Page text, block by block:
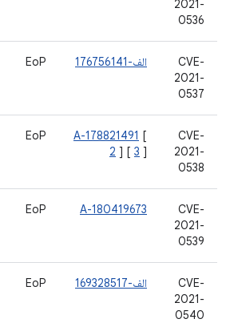
2021-
0536
CVE-
2021-
0537
الف-176756141 EoP
CVE-
2021-
0538
A-178821491 [
2 ] [ 3 ]
EoP
CVE-
2021-
0539
A-180419673
EoP
CVE-
2021-
0540
الف-169328517 EoP